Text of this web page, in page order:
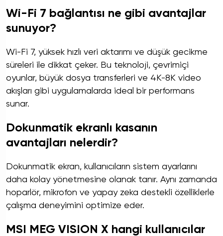
Wi-Fi 7 bağlantısı ne gibi avantajlar
sunuyor?
Wi-Fi 7, yüksek hızlı veri aktarımı ve düşük gecikme
süreleri ile dikkat çeker. Bu teknoloji, çevrimiçi
oyunlar, büyük dosya transferleri ve 4K-8K video
akışları gibi uygulamalarda ideal bir performans
sunar.
Dokunmatik ekranlı kasanın
avantajları nelerdir?
Dokunmatik ekran, kullanıcıların sistem ayarlarını
daha kolay yönetmesine olanak tanır. Aynı zamanda
hoparlör, mikrofon ve yapay zeka destekli özelliklerle
çalışma deneyimini optimize eder.
MSI MEG VISION X hangi kullanıcılar